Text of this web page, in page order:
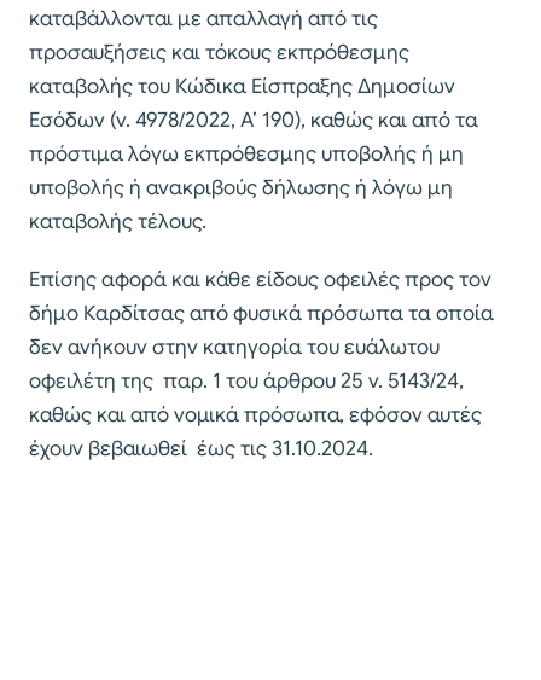
καταβάλλονται με απαλλαγή από τις
προσαυξήσεις και τόκους εκπρόθεσμης
καταβολής του Κώδικα Είσπραξης Δημοσίων
Εσόδων (ν. 4978/2022, Α’ 190), καθώς και από τα
πρόστιμα λόγω εκπρόθεσμης υποβολής ή μη
υποβολής ή ανακριβούς δήλωσης ή λόγω μη
καταβολής τέλους.
Επίσης αφορά και κάθε είδους οφειλές προς τον
δήμο Καρδίτσας από φυσικά πρόσωπα τα οποία
δεν ανήκουν στην κατηγορία του ευάλωτου
οφειλέτη της παρ. 1 του άρθρου 25 ν. 5143/24,
καθώς και από νομικά πρόσωπα, εφόσον αυτές
έχουν βεβαιωθεί έως τις 31.10.2024.